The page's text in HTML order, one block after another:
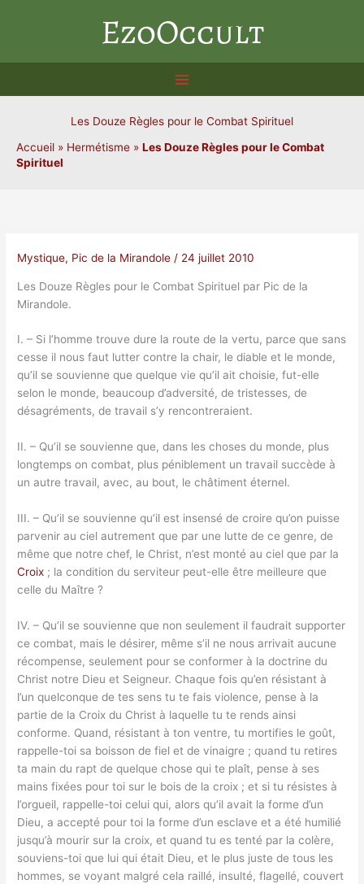
EzoOccult
Les Douze Règles pour le Combat Spirituel
Accueil » Hermétisme » Les Douze Règles pour le Combat
Spirituel
Mystique, Pic de la Mirandole / 24 juillet 2010
Les Douze Règles pour le Combat Spirituel par Pic de la
Mirandole.
I. – Si l’homme trouve dure la route de la vertu, parce que sans
cesse il nous faut lutter contre la chair, le diable et le monde,
qu’il se souvienne que quelque vie qu’il ait choisie, fut-elle
selon le monde, beaucoup d’adversité, de tristesses, de
désagréments, de travail s’y rencontreraient.
II. – Qu’il se souvienne que, dans les choses du monde, plus
longtemps on combat, plus péniblement un travail succède à
un autre travail, avec, au bout, le châtiment éternel.
III. – Qu’il se souvienne qu’il est insensé de croire qu’on puisse
parvenir au ciel autrement que par une lutte de ce genre, de
même que notre chef, le Christ, n’est monté au ciel que par la
Croix ; la condition du serviteur peut-elle être meilleure que
celle du Maître ?
IV. – Qu’il se souvienne que non seulement il faudrait supporter
ce combat, mais le désirer, même s’il ne nous arrivait aucune
récompense, seulement pour se conformer à la doctrine du
Christ notre Dieu et Seigneur. Chaque fois qu’en résistant à
l’un quelconque de tes sens tu te fais violence, pense à la
partie de la Croix du Christ à laquelle tu te rends ainsi
conforme. Quand, résistant à ton ventre, tu mortifies le goût,
rappelle-toi sa boisson de fiel et de vinaigre ; quand tu retires
ta main du rapt de quelque chose qui te plaît, pense à ses
mains fixées pour toi sur le bois de la croix ; et si tu résistes à
l’orgueil, rappelle-toi celui qui, alors qu’il avait la forme d’un
Dieu, a accepté pour toi la forme d’un esclave et a été humilié
jusqu’à mourir sur la croix, et quand tu es tenté par la colère,
souviens-toi que lui qui était Dieu, et le plus juste de tous les
hommes, se voyant malgré cela raillé, insulté, flagellé, couvert